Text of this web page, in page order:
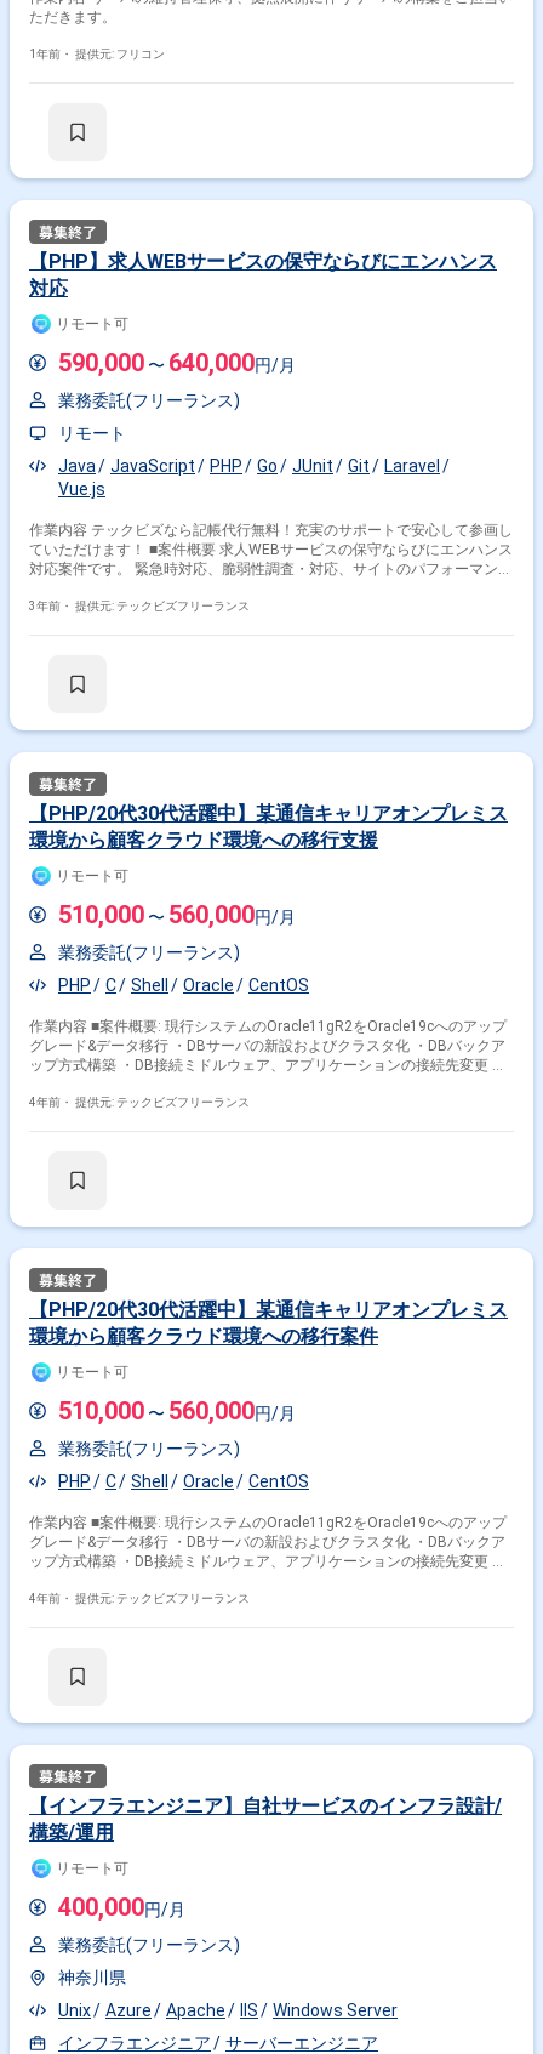
ただきます。
1年前・ 提供元: フリコン
【PHP】求人WEBサービスの保守ならびにエンハンス
対応
リモート可
590,000 〜 640,000円/月
業務委託(フリーランス)
リモート
Java
JavaScript PHP Go JUnit Git
Laravel
Vue.js
作業内容 テックビズなら記帳代行無料！充実のサポートで安心して参画し
ていただけます！ ■案件概要 求人WEBサービスの保守ならびにエンハンス
対応案件です。 緊急時対応、脆弱性調査・対応、サイトのパフォーマンス
青山 (現状週2日程度リモート、変動の可能性あり) ■時間:10:00-19:00 (コ
3年前・ 提供元: テックビズフリーランス
【PHP/20代30代活躍中】某通信キャリアオンプレミス
環境から顧客クラウド環境への移行支援
リモート可
510,000 〜 560,000円/月
業務委託(フリーランス)
PHP
C Shell Oracle CentOS
作業内容 ■案件概要: 現行システムのOracle11gR2をOracle19cへのアップ
グレード&データ移行 ・DBサーバの新設およびクラスタ化 ・DBバックア
ップ方式構築 ・DB接続ミドルウェア、アプリケーションの接続先変更 ・
RAT)、 JBoss、Zabbix、Pacemaker、DRBD [人柄]月以降に次期案件を見
回 ○精算方法:140H-200H ※控除超過について、時給換算(160H)になりま
4年前・ 提供元: テックビズフリーランス
【PHP/20代30代活躍中】某通信キャリアオンプレミス
環境から顧客クラウド環境への移行案件
リモート可
510,000 〜 560,000円/月
業務委託(フリーランス)
PHP
C Shell Oracle CentOS
作業内容 ■案件概要: 現行システムのOracle11gR2をOracle19cへのアップ
グレード&データ移行 ・DBサーバの新設およびクラスタ化 ・DBバックア
ップ方式構築 ・DB接続ミドルウェア、アプリケーションの接続先変更 ・
RAT)、 JBoss、Zabbix、Pacemaker、DRBD [人柄]月以降に次期案件を見
回 ○精算方法:140H-200H ※控除超過について、時給換算(160H)になりま
4年前・ 提供元: テックビズフリーランス
【インフラエンジニア】自社サービスのインフラ設計/
構築/運用
リモート可
400,000円/月
業務委託(フリーランス)
神奈川県
Unix
Azure Apache IIS
Windows Server
インフラエンジニア
サーバーエンジニア